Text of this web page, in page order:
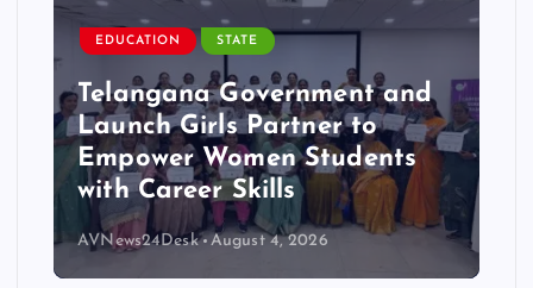
EDUCATION STATE
Telangana Government and
Launch Girls Partner to
Empower Women Students
with Career Skills
AVNews24Desk August 4, 2026